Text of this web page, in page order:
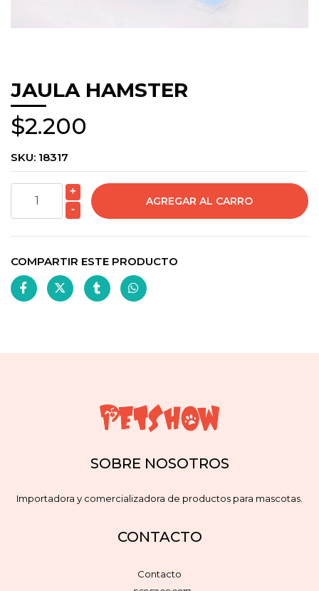
JAULA HAMSTER
$2.200
SKU: 18317
+
-
COMPARTIR ESTE PRODUCTO
SOBRE NOSOTROS
Importadora y comercializadora de productos para mascotas.
CONTACTO
Contacto